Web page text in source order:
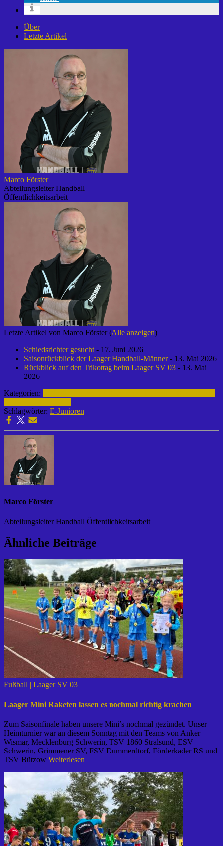
Über
Letzte Artikel
Marco Förster
Abteilungsleiter Handball
Öffentlichkeitsarbeit
Letzte Artikel von Marco Förster(Alle anzeigen)
Schiedsrichter gesucht - 17. Juni 2026
Saisonrückblick der Laager Handball-Männer- 13. Mai 2026
Rückblick auf den Trikottag beim Laager SV 03 - 13. Mai
2026
Kategorien:
Schlagwörter: E-Junioren
Marco Förster
Abteilungsleiter Handball Öffentlichkeitsarbeit
Ähnliche Beiträge
Fußball | Laager SV 03
Laager Mini Raketen lassen es nochmal richtig krachen
Zum Saisonfinale haben unsere Mini’s nochmal gezündet. Unser
Heimturnier war an diesem Sonntag mit den Teams von Anker
Wismar, Mecklenburg Schwerin, TSV 1860 Stralsund, ESV
Schwerin, Grimmener SV, FSV Dummerdtorf, Förderkader RS und
TSV Bützow Weiterlesen